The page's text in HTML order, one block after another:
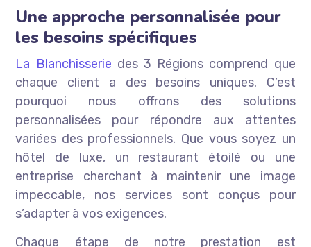
Une approche personnalisée pour
les besoins spécifiques
La Blanchisserie des 3 Régions comprend que
chaque client a des besoins uniques. C’est
pourquoi nous offrons des solutions
personnalisées pour répondre aux attentes
variées des professionnels. Que vous soyez un
hôtel de luxe, un restaurant étoilé ou une
entreprise cherchant à maintenir une image
impeccable, nos services sont conçus pour
s’adapter à vos exigences.
Chaque étape de notre prestation est